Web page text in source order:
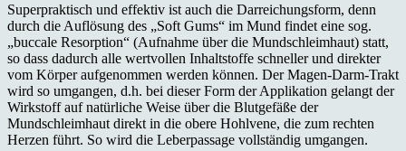
Superpraktisch und effektiv ist auch die Darreichungsform, denn
durch die Auflösung des „Soft Gums“ im Mund findet eine sog.
„buccale Resorption“ (Aufnahme über die Mundschleimhaut) statt,
so dass dadurch alle wertvollen Inhaltstoffe schneller und direkter
vom Körper aufgenommen werden können. Der Magen-Darm-Trakt
wird so umgangen, d.h. bei dieser Form der Applikation gelangt der
Wirkstoff auf natürliche Weise über die Blutgefäße der
Mundschleimhaut direkt in die obere Hohlvene, die zum rechten
Herzen führt. So wird die Leberpassage vollständig umgangen.